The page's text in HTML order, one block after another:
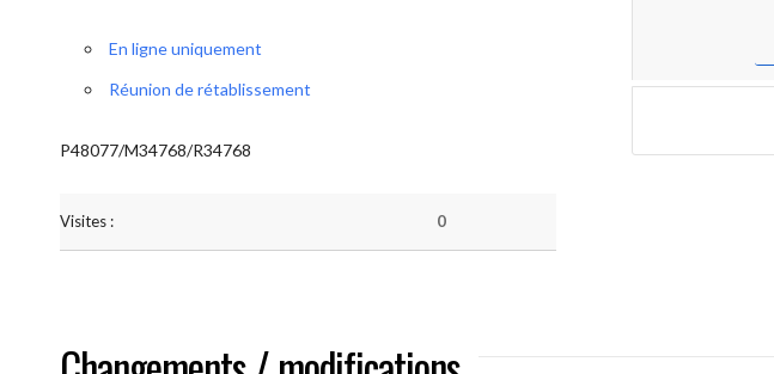
En ligne uniquement
Réunion de rétablissement
P48077/M34768/R34768
Visites : 0